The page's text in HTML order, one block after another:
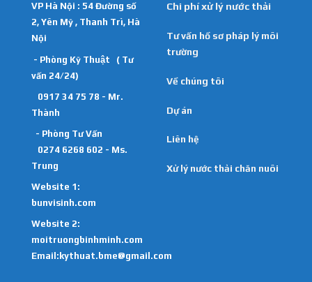
VP Hà Nội : 54 Đường số
2, Yên Mỹ , Thanh Trì, Hà
Nội
- Phòng Kỹ Thuật ( Tư
vấn 24/24)
0917 34 75 78 - Mr.
Thành
- Phòng Tư Vấn
0274 6268 602 - Ms.
Trung
Website 1:
bunvisinh.com
Website 2:
moitruongbinhminh.com
Email:kythuat.bme@gmail.com
Chi phí xử lý nước thải
Tư vấn hồ sơ pháp lý môi
trường
Về chúng tôi
Dự án
Liên hệ
Xử lý nước thải chăn nuôi